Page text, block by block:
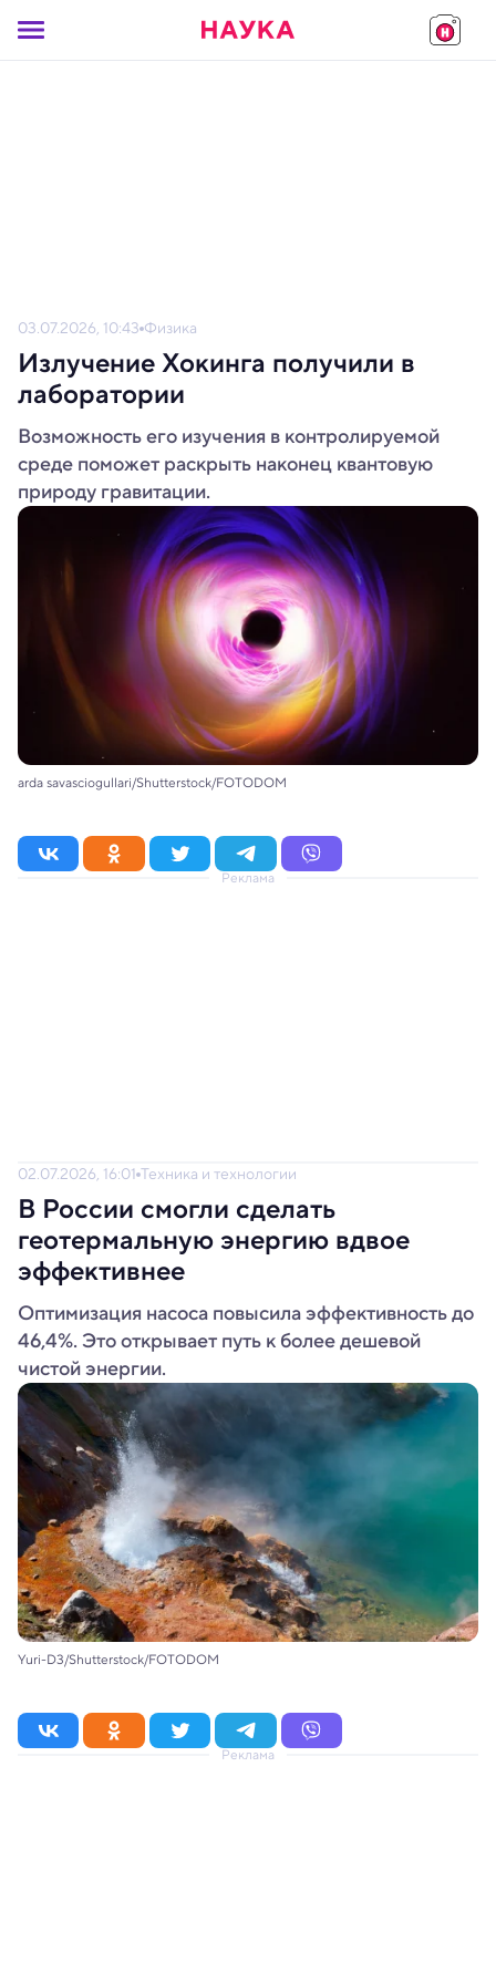
03.07.2026, 10:43 Физика
Излучение Хокинга получили в
лаборатории
Возможность его изучения в контролируемой
среде поможет раскрыть наконец квантовую
природу гравитации.
arda savasciogullari/Shutterstock/FOTODOM
Реклама
02.07.2026, 16:01 Техника и технологии
В России смогли сделать
геотермальную энергию вдвое
эффективнее
Оптимизация насоса повысила эффективность до
46,4%. Это открывает путь к более дешевой
чистой энергии.
Yuri-D3/Shutterstock/FOTODOM
Реклама